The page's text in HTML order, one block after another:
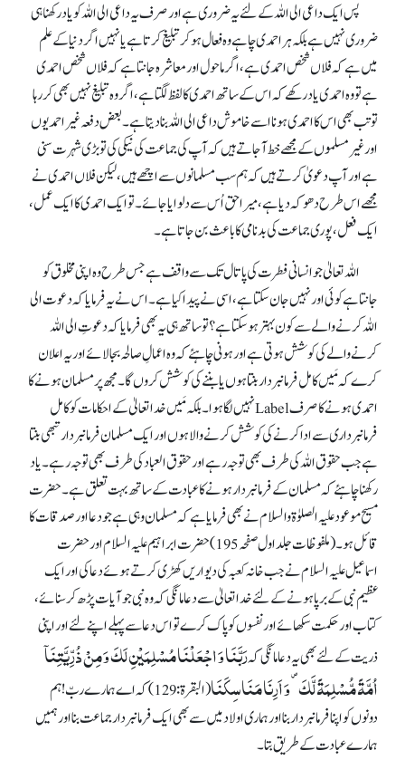
پس ایک داعی الی اللہ کے لئے یہ ضروری ہے اور صرف یہ داعی الی اللہ کو یاد رکھنا ہی
ضروری نہیں ہے بلکہ ہر احمدی چاہے وہ فعال ہو کر تبلیغ کرتا ہے یا نہیں اگر دنیا کے علم
میں ہے کہ فلاں شخص احمدی ہے، اگر ماحول اور معاشرہ جانتا ہے کہ فلاں شخص احمدی
ہے تو وہ احمدی یاد رکھے کہ اس کے ساتھ احمدی کا لفظ لگتا ہے، اگر وہ تبلیغ نہیں بھی کر رہا
تو تب بھی اس کا احمدی ہونا اسے خاموش داعی الی اللہ بنا دیتا ہے۔ بعض دفعہ غیر احمدیوں
اور غیر مسلموں کے مجھے خط آ جاتے ہیں کہ آپ کی جماعت کی نیکی کی تو بڑی شہرت سنی
ہے اور آپ دعویٰ کرتے ہیں کہ ہم سب مسلمانوں سے اچھے ہیں، لیکن فلاں احمدی نے
مجھے اس طرح دھوکہ دیا ہے، میرا حق اُس سے دلوایا جائے۔ تو ایک احمدی کا ایک عمل،
ایک فعل، پوری جماعت کی بدنامی کا باعث بن جاتا ہے۔
اللہ تعالیٰ جو انسانی فطرت کی پاتال تک سے واقف ہے جس طرح وہ اپنی مخلوق کو
جانتا ہے کوئی اور نہیں جان سکتا ہے، اسی نے پیدا کیا ہے۔ اس نے یہ فرمایا کہ دعوت الی
اللہ کرنے والے سے کون بہتر ہو سکتا ہے؟ تو ساتھ ہی یہ بھی فرمایا کہ دعوتِ الی اللہ
کرنے والے کی کوشش ہوتی ہے اور ہونی چاہئے کہ وہ اعمالِ صالحہ بجا لائے اور یہ اعلان
کرے کہ مَیں کامل فرمانبردار بنتا ہوں یا بننے کی کوشش کروں گا۔ مجھ پرمسلمان ہونے کا
احمدی ہونے کا صرف Labelنہیں لگا ہوا۔ بلکہ مَیں خدا تعالیٰ کے احکامات کو کامل
فرمانبرداری سے ادا کرنے کی کوشش کرنے والا ہوں اور ایک مسلمان فرمانبردار تبھی بنتا
ہے جب حقوق اللہ کی طرف بھی توجہ رہے اور حقوق العباد کی طرف بھی توجہ ر ہے۔ یاد
رکھنا چاہئے کہ مسلمان کے فرمانبردار ہونے کا عبادت کے ساتھ بہت تعلق ہے۔ حضرت
مسیح موعود علیہ الصلوٰۃ والسلام نے بھی فرمایا ہے کہ مسلمان وہی ہے جو دعا اور صدقات کا
قائل ہو۔ (ملفوظات جلد اول صفحہ 195) حضرت ابراہیم علیہ السلام اور حضرت
اسماعیل علیہ السلام نے جب خانہ کعبہ کی دیواریں کھڑی کرتے ہوئے دعا کی اور ایک
عظیم نبی کے برپا ہونے کے لئے خدا تعالیٰ سے دعا مانگی کہ وہ نبی جو آیات پڑھ کر سنائے،
کتاب اور حکمت سکھائے اور نفسوں کو پاک کرے تو اس دعا سے پہلے اپنے لئے اور اپنی
ذریت کے لئے بھی یہ دعا مانگی کہرَبَّنَا وَ اجۡعَلۡنَا مُسۡلِمَیۡنِ لَکَ وَ مِنۡ ذُرِّیَّتِنَاۤ
اُمَّۃً مُّسۡلِمَۃً لَّکَ ۪ وَ اَرِنَا مَنَاسِکَنَا
(البقرة: 129) کہ اے ہمارے ربّ! ہم
دونوں کو اپنا فرمانبردار بنا اور ہماری اولادمیں سے بھی ایک فرمانبردار جماعت بنا اور ہمیں
ہمارے عبادت کے طریق بتا۔